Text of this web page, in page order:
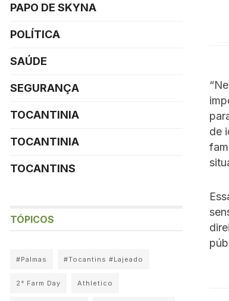
de
PAPO DE SKYNA
POLÍTICA
SAÚDE
SEGURANÇA
TOCANTINIA
TOCANTINIA
TOCANTINS
TÓPICOS
#Palmas #Tocantins #Lajeado
2° Farm Day Athletico